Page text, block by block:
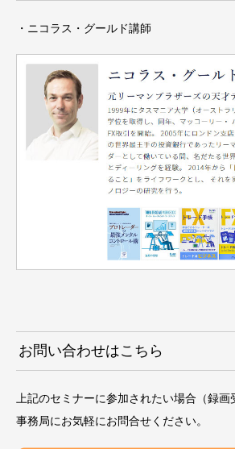
・ニコラス・グールド講師
お問い合わせはこちら
上記のセミナーに参加されたい場合（録画
事務局にお気軽にお問合せください。